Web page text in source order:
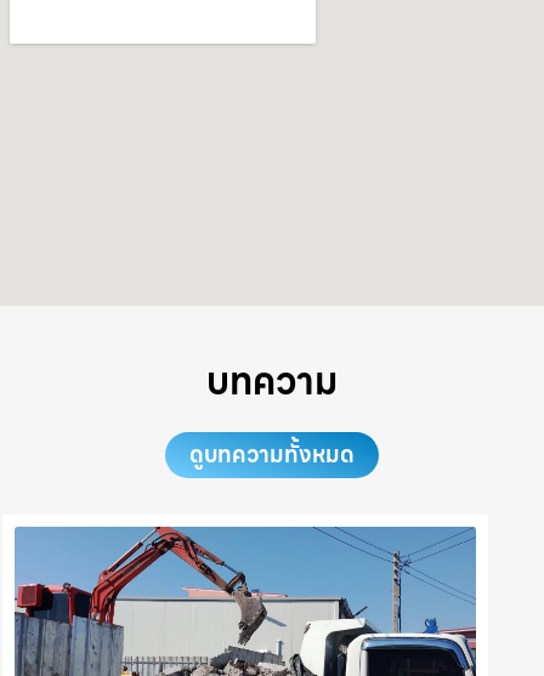
บทความ
ดูบทความทั้งหมด